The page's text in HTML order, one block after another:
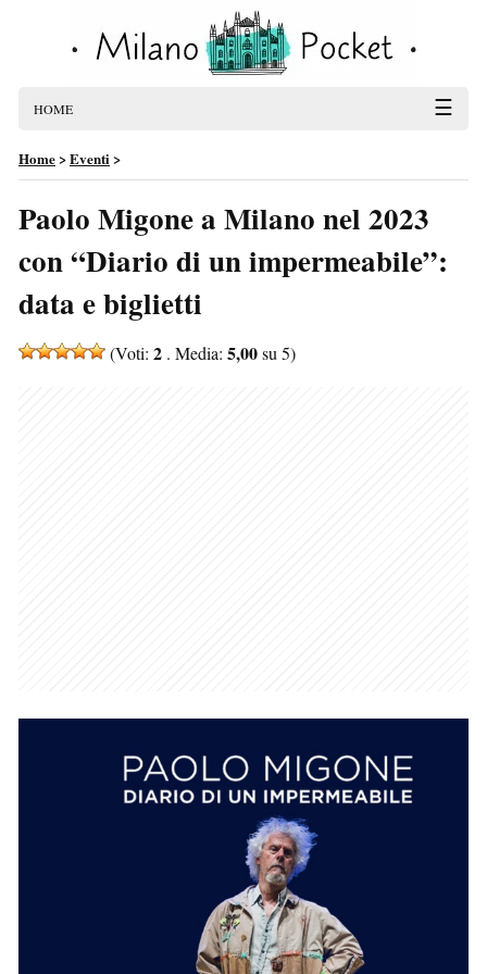
HOME ☰
Home>Eventi>
Paolo Migone a Milano nel 2023
con “Diario di un impermeabile”:
data e biglietti
(Voti: 2 . Media: 5,00su 5)